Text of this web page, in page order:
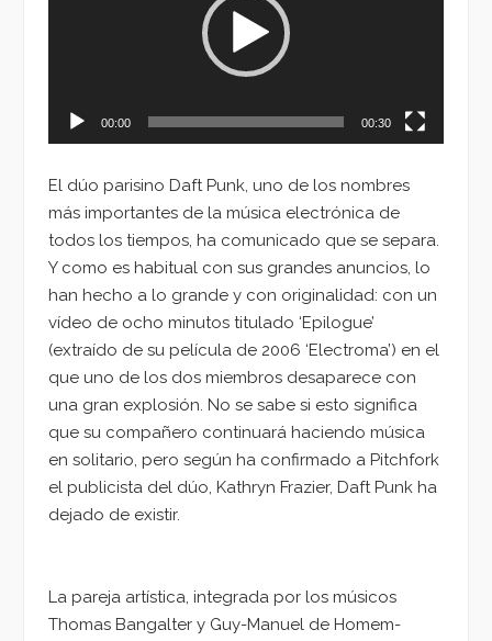
00:00 00:30
El dúo parisino Daft Punk, uno de los nombres
más importantes de la música electrónica de
todos los tiempos, ha comunicado que se separa.
Y como es habitual con sus grandes anuncios, lo
han hecho a lo grande y con originalidad: con un
vídeo de ocho minutos titulado ‘Epilogue’
(extraído de su película de 2006 ‘Electroma’) en el
que uno de los dos miembros desaparece con
una gran explosión. No se sabe si esto significa
que su compañero continuará haciendo música
en solitario, pero según ha confirmado a Pitchfork
el publicista del dúo, Kathryn Frazier, Daft Punk ha
dejado de existir.
La pareja artística, integrada por los músicos
Thomas Bangalter y Guy-Manuel de Homem-